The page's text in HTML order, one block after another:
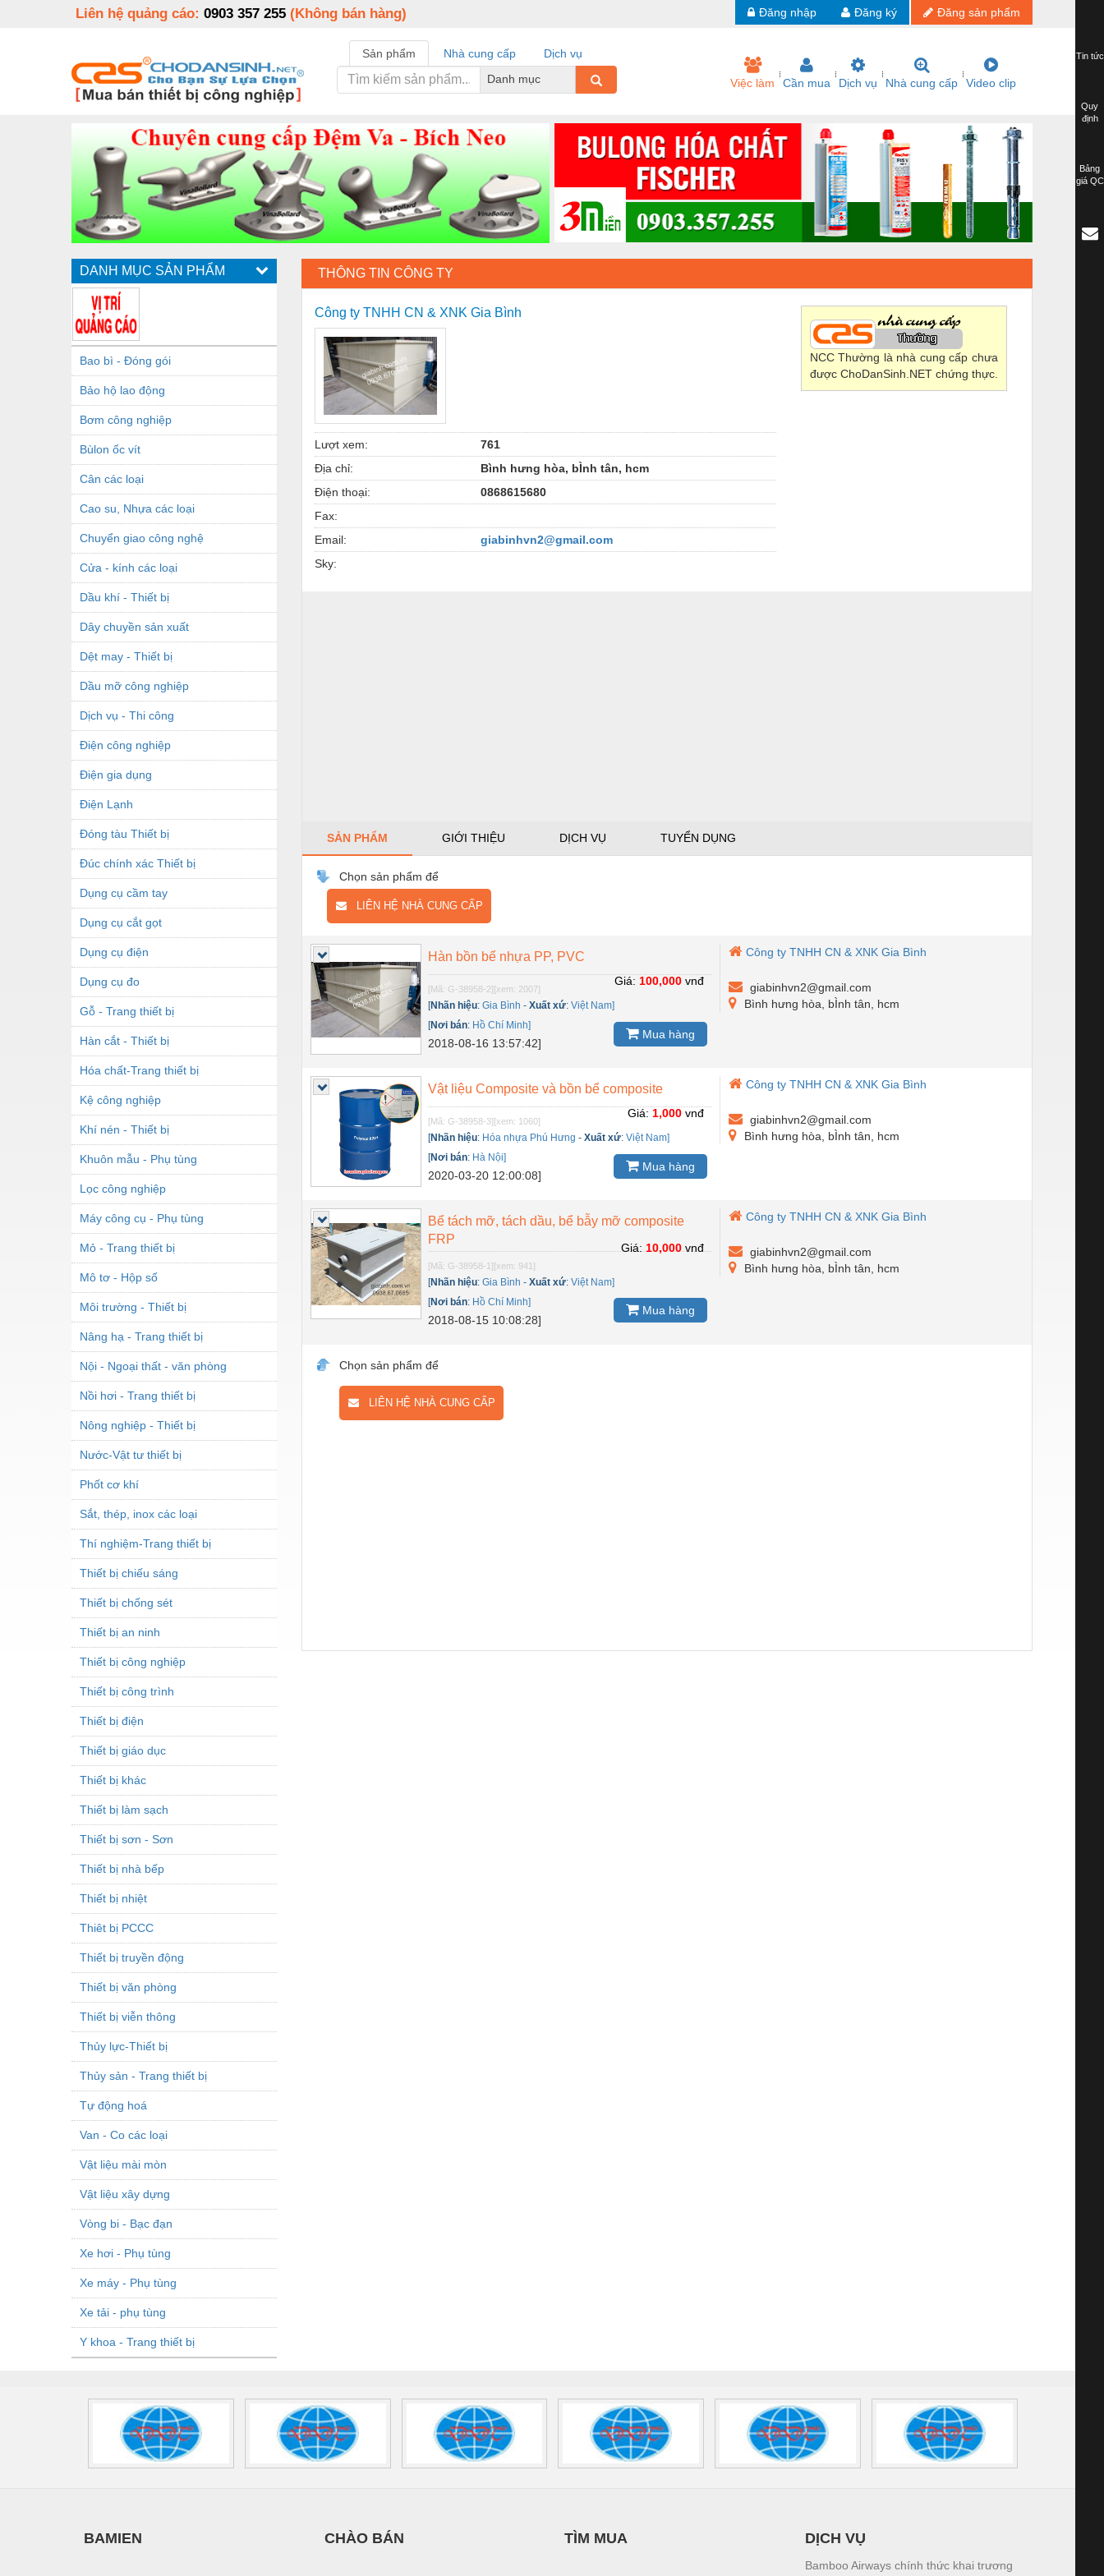
Liên hệ quảng cáo: 0903 357 255 (Không bán hàng) Đăng sản phẩm
Đăng ký
Đăng nhập
Sản phẩm Nhà cung cấp
Dịch vụ
Danh mục
Việc làm Cần mua Dịch vụ Nhà cung cấp Video clip
DANH MỤC SẢN PHẨM
Bao bì - Đóng gói
Bảo hộ lao động
Bơm công nghiệp
Bùlon ốc vít
Cân các loại
Cao su, Nhựa các loại
Chuyển giao công nghệ
Cửa - kính các loại
Dầu khí - Thiết bị
Dây chuyền sản xuất
Dệt may - Thiết bị
Dầu mỡ công nghiệp
Dịch vụ - Thi công
Điện công nghiệp
Điện gia dụng
Điện Lạnh
Đóng tàu Thiết bị
Đúc chính xác Thiết bị
Dụng cụ cầm tay
Dụng cụ cắt gọt
Dụng cụ điện
Dụng cụ đo
Gỗ - Trang thiết bị
Hàn cắt - Thiết bị
Hóa chất-Trang thiết bị
Kệ công nghiệp
Khí nén - Thiết bị
Khuôn mẫu - Phụ tùng
Lọc công nghiệp
Máy công cụ - Phụ tùng
Mỏ - Trang thiết bị
Mô tơ - Hộp số
Môi trường - Thiết bị
Nâng hạ - Trang thiết bị
Nội - Ngoại thất - văn phòng
Nồi hơi - Trang thiết bị
Nông nghiệp - Thiết bị
Nước-Vật tư thiết bị
Phốt cơ khí
Sắt, thép, inox các loại
Thí nghiệm-Trang thiết bị
Thiết bị chiếu sáng
Thiết bị chống sét
Thiết bị an ninh
Thiết bị công nghiệp
Thiết bị công trình
Thiết bị điện
Thiết bị giáo dục
Thiết bị khác
Thiết bị làm sạch
Thiết bị sơn - Sơn
Thiết bị nhà bếp
Thiết bị nhiệt
Thiêt bị PCCC
Thiết bị truyền động
Thiết bị văn phòng
Thiết bị viễn thông
Thủy lực-Thiết bị
Thủy sản - Trang thiết bị
Tự động hoá
Van - Co các loại
Vật liệu mài mòn
Vật liệu xây dựng
Vòng bi - Bạc đạn
Xe hơi - Phụ tùng
Xe máy - Phụ tùng
Xe tải - phụ tùng
Y khoa - Trang thiết bị
THÔNG TIN CÔNG TY
Công ty TNHH CN & XNK Gia Bình
Lượt xem:
761
Địa chỉ:
Bình hưng hòa, bÌnh tân, hcm
Điện thoại:
0868615680
Fax:
Email:
giabinhvn2@gmail.com
Sky:
NCC Thường là nhà cung cấp chưa
được ChoDanSinh.NET chứng thực.
SẢN PHẨM GIỚI THIỆU DỊCH VỤ TUYỂN DỤNG
Chọn sản phẩm để
LIÊN HỆ NHÀ CUNG CẤP
Hàn bồn bể nhựa PP, PVC
[Mã: G-38958-2] [xem: 2007]
[Nhãn hiệu:Gia Bình -Xuất xứ:Việt Nam]
[Nơi bán: Hồ Chí Minh]
2018-08-16 13:57:42]
Giá: 100,000vnđ
Mua hàng
Công ty TNHH CN & XNK Gia Bình
giabinhvn2@gmail.com
Bình hưng hòa, bÌnh tân, hcm
Vật liệu Composite và bồn bể composite
[Mã: G-38958-3] [xem: 1060]
[Nhãn hiệu: Hóa nhựa Phú Hưng -Xuất xứ:Việt Nam]
[Nơi bán: Hà Nội]
2020-03-20 12:00:08]
Giá: 1,000vnđ
Mua hàng
Công ty TNHH CN & XNK Gia Bình
giabinhvn2@gmail.com
Bình hưng hòa, bÌnh tân, hcm
Bể tách mỡ, tách dầu, bể bẫy mỡ composite
FRP
[Mã: G-38958-1] [xem: 941]
[Nhãn hiệu:Gia Bình -Xuất xứ:Việt Nam]
[Nơi bán: Hồ Chí Minh]
2018-08-15 10:08:28]
Giá:10,000vnđ
Mua hàng
Công ty TNHH CN & XNK Gia Bình
giabinhvn2@gmail.com
Bình hưng hòa, bÌnh tân, hcm
Chọn sản phẩm để
LIÊN HỆ NHÀ CUNG CẤP
BAMIEN CHÀO BÁN TÌM MUA DỊCH VỤ
Bamboo Airways chính thức khai trương
Tin tức
Quy
định
Bảng
giá QC